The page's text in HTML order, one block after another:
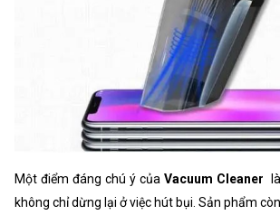
Một điểm đáng chú ý của Vacuum Cleaner
không chỉ dừng lại ở việc hút bụi. Sản phẩm